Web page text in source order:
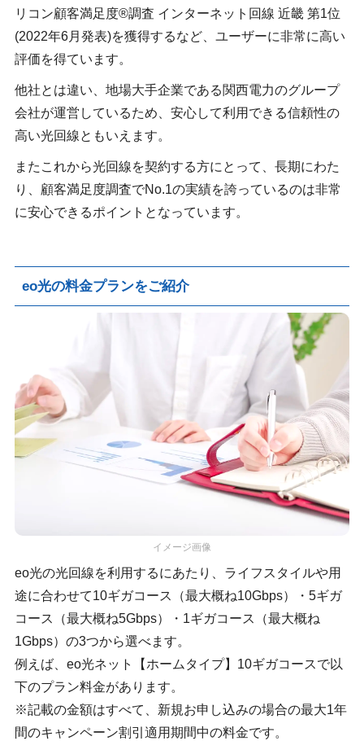
リコン顧客満足度®調査 インターネット回線 近畿 第1位
(2022年6月発表)を獲得するなど、ユーザーに非常に高い
評価を得ています。
他社とは違い、地場大手企業である関西電力のグループ
会社が運営しているため、安心して利用できる信頼性の
高い光回線ともいえます。
またこれから光回線を契約する方にとって、長期にわた
り、顧客満足度調査でNo.1の実績を誇っているのは非常
に安心できるポイントとなっています。
eo光の料金プランをご紹介
イメージ画像
eo光の光回線を利用するにあたり、ライフスタイルや用
途に合わせて10ギガコース（最大概ね10Gbps）・5ギガ
コース（最大概ね5Gbps）・1ギガコース（最大概ね
1Gbps）の3つから選べます。
例えば、eo光ネット【ホームタイプ】10ギガコースで以
下のプラン料金があります。
※記載の金額はすべて、新規お申し込みの場合の最大1年
間のキャンペーン割引適用期間中の料金です。